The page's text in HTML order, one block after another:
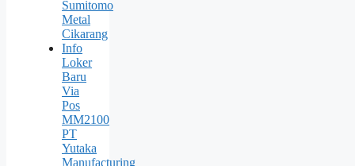
Sumitomo
Metal
Cikarang
Info
Loker
Baru
Via
Pos
MM2100
PT
Yutaka
Manufacturing